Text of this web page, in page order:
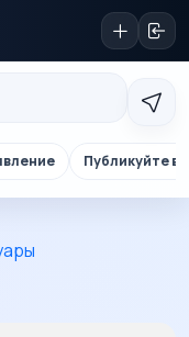
Публикуйте в